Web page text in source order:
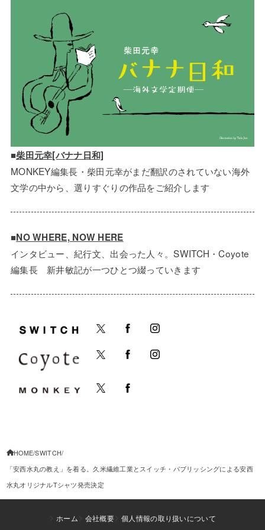
■柴田元幸[バナナ日和]
MONKEY編集長・柴田元幸がまだ翻訳のされていない海外
文学の中から、選りすぐりの作品をご紹介します
■NO WHERE, NOW HERE
インタビュー、紀行文、出会った人々。SWITCH・Coyote
編集長 新井敏記が一つひとつ綴っていきます
HOME SWITCH
「安西水丸の教え」を着る。久米繊維工業とスイッチ・パブリッシングによる安西
水丸オリジナルTシャツ発売決定
ホーム 会社概要
個人情報の取り扱いについて